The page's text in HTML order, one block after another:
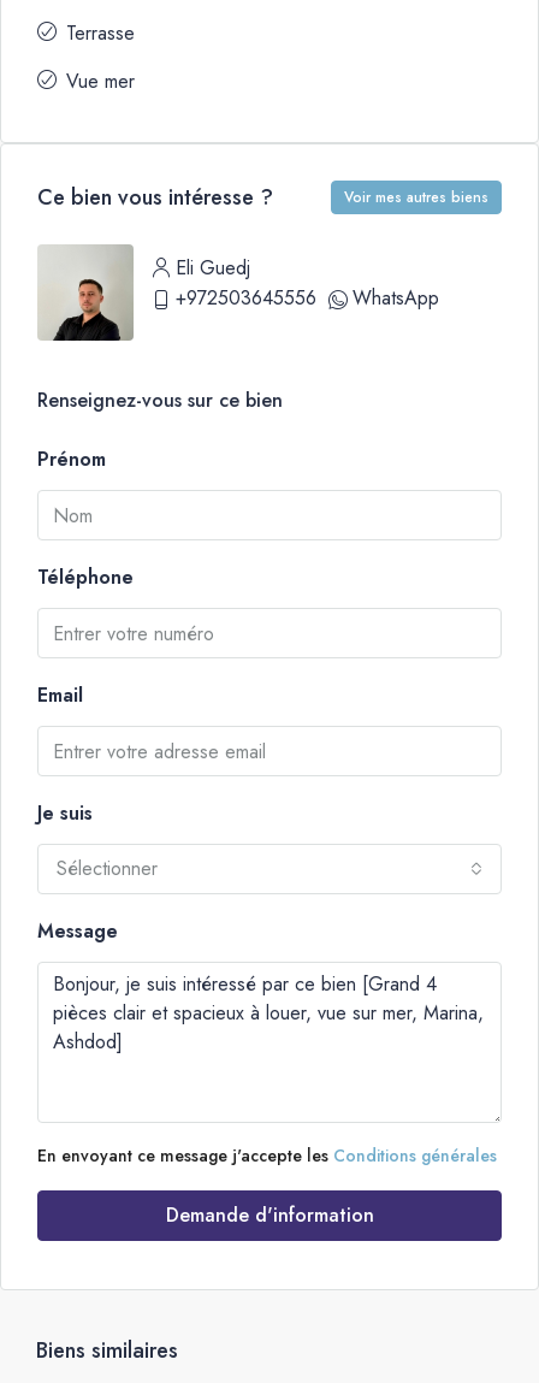
Terrasse
Vue mer
Ce bien vous intéresse ? Voir mes autres biens
Eli Guedj
+972503645556
WhatsApp
Renseignez-vous sur ce bien
Prénom
Téléphone
Email
Je suis
Sélectionner
Message
En envoyant ce message j'accepte les Conditions générales
Demande d'information
Biens similaires